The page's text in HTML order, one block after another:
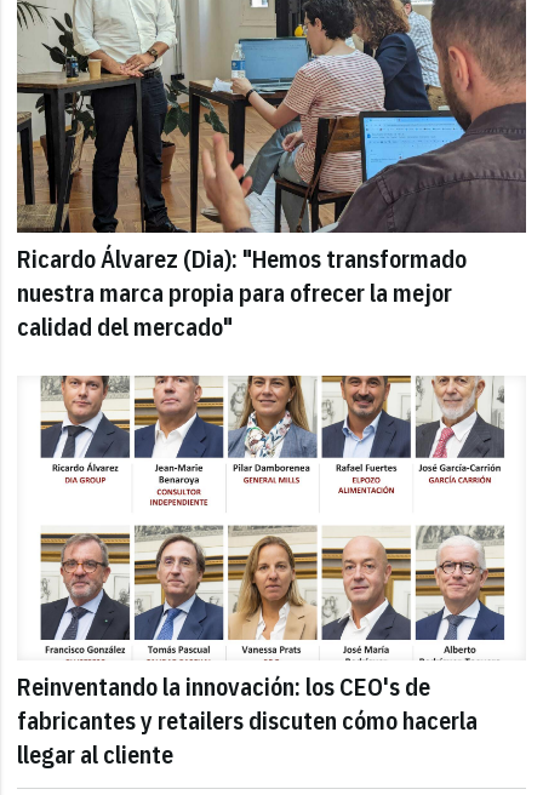
Ricardo Álvarez (Dia): "Hemos transformado
nuestra marca propia para ofrecer la mejor
calidad del mercado"
Reinventando la innovación: los CEO's de
fabricantes y retailers discuten cómo hacerla
llegar al cliente